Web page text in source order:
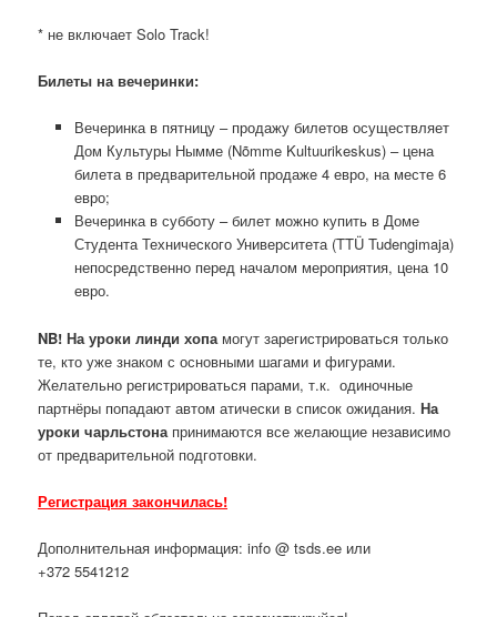
* не включает Solo Track!
Билеты на вечеринки:
Вечеринка в пятницу – продажу билетов осуществляет
Дом Культуры Нымме (Nõmme Kultuurikeskus) – цена
билета в предварительной продаже 4 евро, на месте 6
евро;
Вечеринка в субботу – билет можно купить в Доме
Студента Технического Университета (TTÜ Tudengimaja)
непосредственно перед началом мероприятия, цена 10
евро.
NB! На уроки линди хопа могут зарегистрироваться только
те, кто уже знаком с основными шагами и фигурами.
Желательно регистрироваться парами, т.к. одиночные
партнёры попадают автом атически в список ожидания.На
уроки чарльстона принимаются все желающие независимо
от предварительной подготовки.
Регистрация закончилась!
Дополнительная информация: info @ tsds.ee или
+372 5541212